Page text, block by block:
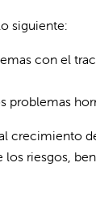
siguiente:
con el
problemas
crecimiento
riesgos,